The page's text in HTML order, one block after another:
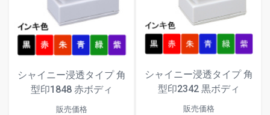
シャイニー浸透タイプ 角
型印1848 赤ボディ
販売価格
シャイニー浸透タイプ 角
型印2342 黒ボディ
販売価格